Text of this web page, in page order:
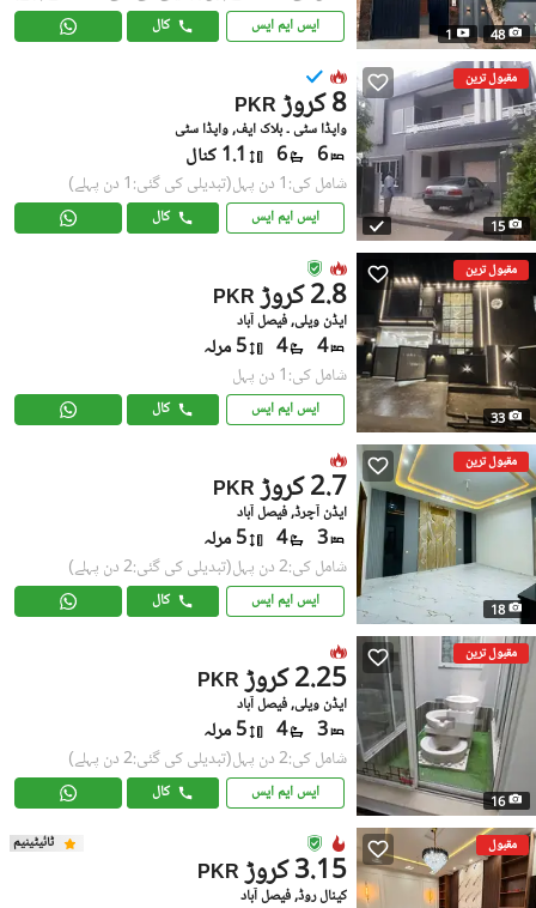
48
1 ایس ایم ایس کال
مقبول ترین
15
PKR 8 کروڑ
واپڈا سٹی ۔ بلاک ایف, واپڈا سٹی
6
6 1.1 کنال
شامل کی:1 دن پہل (تبدیلی کی گئی:1 دن پہلے)
ایس ایم ایس کال
مقبول ترین
33
PKR 2.8 کروڑ
ایڈن ویلی, فیصل آباد
4
4 5 مرلہ
شامل کی:1 دن پہل
ایس ایم ایس کال
مقبول ترین
18
PKR 2.7 کروڑ
ایڈن آچرڈ, فیصل آباد
3
4 5 مرلہ
شامل کی:2 دن پہل (تبدیلی کی گئی:2 دن پہلے)
ایس ایم ایس کال
مقبول ترین
16
PKR 2.25 کروڑ
ایڈن ویلی, فیصل آباد
3
4 5 مرلہ
شامل کی:2 دن پہل (تبدیلی کی گئی:2 دن پہلے)
ایس ایم ایس کال
مقبول ٹائیٹینیم
PKR 3.15 کروڑ
کینال روڈ, فیصل آباد